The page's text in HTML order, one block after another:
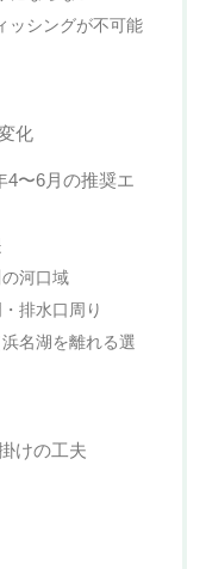
シングが不可能
化
〜6月の推奨エ
河口域
排水口周り
名湖を離れる選
けの工夫